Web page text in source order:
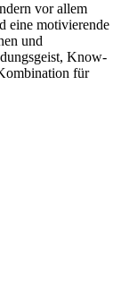
vor allem
eine motivierende
und
Know-
für